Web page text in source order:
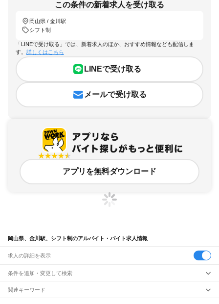
この条件の新着求人を受け取る
岡山県 / 金川駅
シフト制
「LINEで受け取る」では、新着求人のほか、おすすめ情報なども配信しま
す。 詳しくはこちら
LINEで受け取る
メールで受け取る
アプリを無料ダウンロード
岡山県、金川駅、シフト制のアルバイト・バイト求人情報
求人の詳細を表示
条件を追加・変更して検索
市区町村を追加・変更
関連キーワード